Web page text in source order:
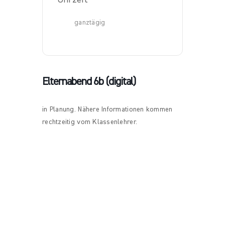
ganztägig
Elternabend 6b (digital)
in Planung. Nähere Informationen kommen
rechtzeitig vom Klassenlehrer.